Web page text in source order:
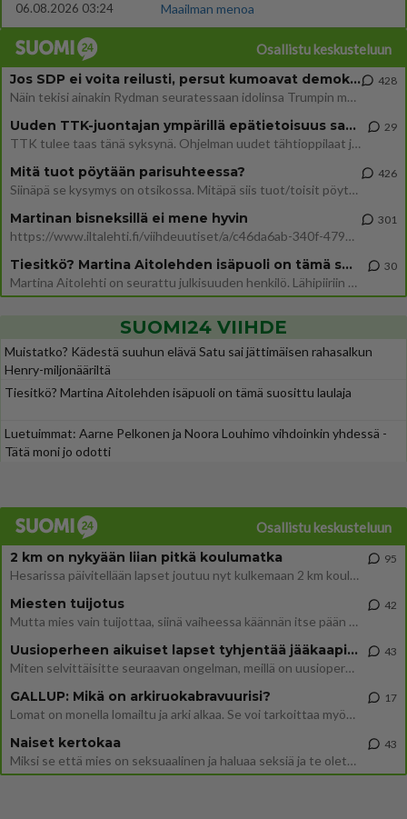
06.08.2026 03:24
Maailman menoa
Osallistu keskusteluun
Jos SDP ei voita reilusti, persut kumoavat demokratian Suomesta
Näin tekisi ainakin Rydman seuratessaan idolinsa Trumpin mallia https://www.is.fi/politiikka/art-2000012187244.html
428
Uuden TTK-juontajan ympärillä epätietoisuus sakenee - Nyt MTV hämmentää soppaa
TTK tulee taas tänä syksynä. Ohjelman uudet tähtioppilaat julkistetaan torstaina 6. elokuuta klo 14 alkavassa lehdistö
29
Mitä tuot pöytään parisuhteessa?
Siinäpä se kysymys on otsikossa. Mitäpä siis tuot/toisit pöytään parisuhteessa? Oletko mies vai nainen? Koetko sen mitä
426
Martinan bisneksillä ei mene hyvin
https://www.iltalehti.fi/viihdeuutiset/a/c46da6ab-340f-4790-aaa7-0865eed2336 Yrityksen konkurssihakemus on tullut kärä
301
Tiesitkö? Martina Aitolehden isäpuoli on tämä suosittu laulaja
Martina Aitolehti on seurattu julkisuuden henkilö. Lähipiiriin mahtuu muitakin tunnettuja henkilöitä. Tiesitkö, että Ma
30
SUOMI24 VIIHDE
Muistatko? Kädestä suuhun elävä Satu sai jättimäisen rahasalkun
Henry-miljonääriltä
Tiesitkö? Martina Aitolehden isäpuoli on tämä suosittu laulaja
Luetuimmat: Aarne Pelkonen ja Noora Louhimo vihdoinkin yhdessä -
Tätä moni jo odotti
Osallistu keskusteluun
2 km on nykyään liian pitkä koulumatka
Hesarissa päivitellään lapset joutuu nyt kulkemaan 2 km kouluun jösses. Ruostefillarilla tuo matka menee vaikka miten äk
95
Miesten tuijotus
Mutta mies vain tuijottaa, siinä vaiheessa käännän itse pään pois. Mikä juttu? Yleensä jos joku tuijottaa tai katsoo, hä
42
Uusioperheen aikuiset lapset tyhjentää jääkaapin käydessään
Miten selvittäisitte seuraavan ongelman, meillä on uusioperhe, minulla teini-ikäiset lapset ja puolisolla aikuiset, jotk
43
GALLUP: Mikä on arkiruokabravuurisi?
Lomat on monella lomailtu ja arki alkaa. Se voi tarkoittaa myös sitä, että grillailut on grillattu ja palataan arjen ruo
17
Naiset kertokaa
Miksi se että mies on seksuaalinen ja haluaa seksiä ja te olette hänen mielestänne haluttava on vastenmielistä? Mikä sii
43